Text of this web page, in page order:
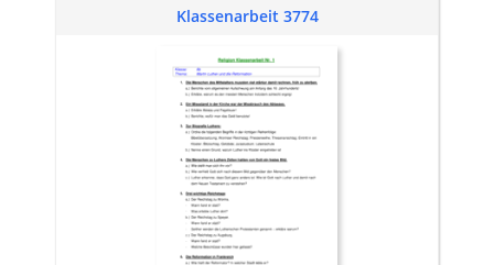
Klassenarbeit 3774